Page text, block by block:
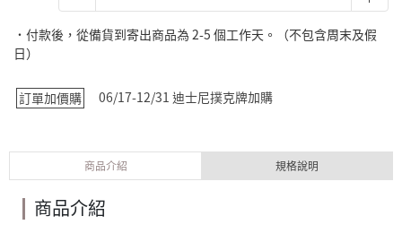
˙付款後，從備貨到寄出商品為 2-5 個工作天。（不包含周末及假
日）
訂單加價購 06/17-12/31 迪士尼撲克牌加購
商品介紹 規格說明
商品介紹